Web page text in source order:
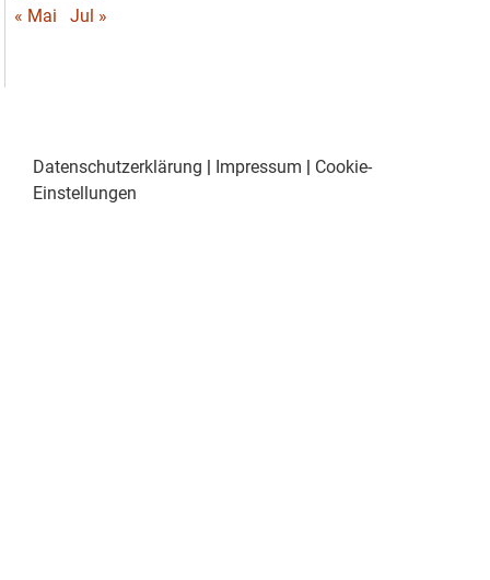
« Mai
Jul »
Datenschutzerklärung | Impressum | Cookie-
Einstellungen